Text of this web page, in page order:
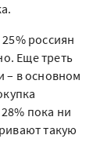
россиян
Еще треть
– в основном
пока ни
такую